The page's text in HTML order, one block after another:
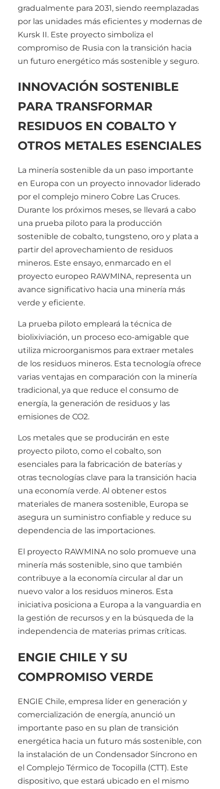
gradualmente para 2031, siendo reemplazadas
por las unidades más eficientes y modernas de
Kursk II. Este proyecto simboliza el
compromiso de Rusia con la transición hacia
un futuro energético más sostenible y seguro.
INNOVACIÓN SOSTENIBLE
PARA TRANSFORMAR
RESIDUOS EN COBALTO Y
OTROS METALES ESENCIALES
La minería sostenible da un paso importante
en Europa con un proyecto innovador liderado
por el complejo minero Cobre Las Cruces.
Durante los próximos meses, se llevará a cabo
una prueba piloto para la producción
sostenible de cobalto, tungsteno, oro y plata a
partir del aprovechamiento de residuos
mineros. Este ensayo, enmarcado en el
proyecto europeo RAWMINA, representa un
avance significativo hacia una minería más
verde y eficiente.
La prueba piloto empleará la técnica de
biolixiviación, un proceso eco-amigable que
utiliza microorganismos para extraer metales
de los residuos mineros. Esta tecnología ofrece
varias ventajas en comparación con la minería
tradicional, ya que reduce el consumo de
energía, la generación de residuos y las
emisiones de CO2.
Los metales que se producirán en este
proyecto piloto, como el cobalto, son
esenciales para la fabricación de baterías y
otras tecnologías clave para la transición hacia
una economía verde. Al obtener estos
materiales de manera sostenible, Europa se
asegura un suministro confiable y reduce su
dependencia de las importaciones.
El proyecto RAWMINA no solo promueve una
minería más sostenible, sino que también
contribuye a la economía circular al dar un
nuevo valor a los residuos mineros. Esta
iniciativa posiciona a Europa a la vanguardia en
la gestión de recursos y en la búsqueda de la
independencia de materias primas críticas.
ENGIE CHILE Y SU
COMPROMISO VERDE
ENGIE Chile, empresa líder en generación y
comercialización de energía, anunció un
importante paso en su plan de transición
energética hacia un futuro más sostenible, con
la instalación de un Condensador Síncrono en
el Complejo Térmico de Tocopilla (CTT). Este
dispositivo, que estará ubicado en el mismo